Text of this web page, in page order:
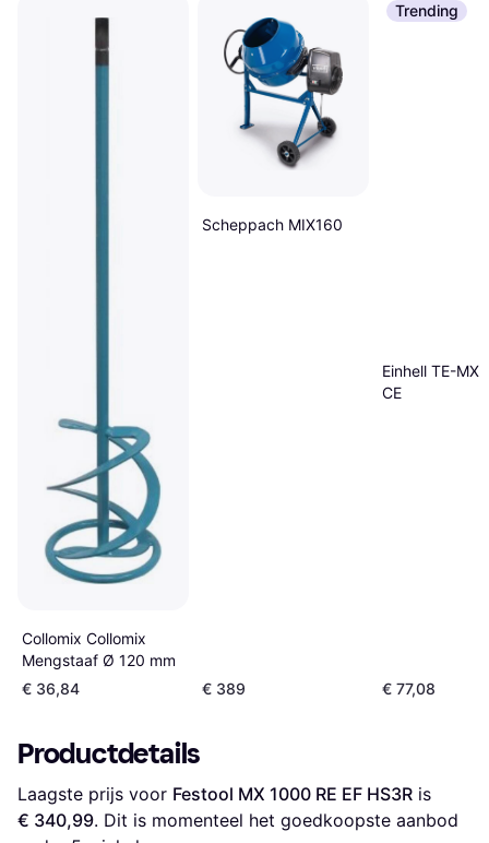
Collomix Collomix
Mengstaaf Ø 120 mm
€ 36,84
Scheppach MIX160
€ 389
Trending
Einhell TE-MX
CE
€ 77,08
Productdetails
Laagste prijs voor Festool MX 1000 RE EF HS3R
€ 340,99. Dit is momenteel het goedkoopste aanbod